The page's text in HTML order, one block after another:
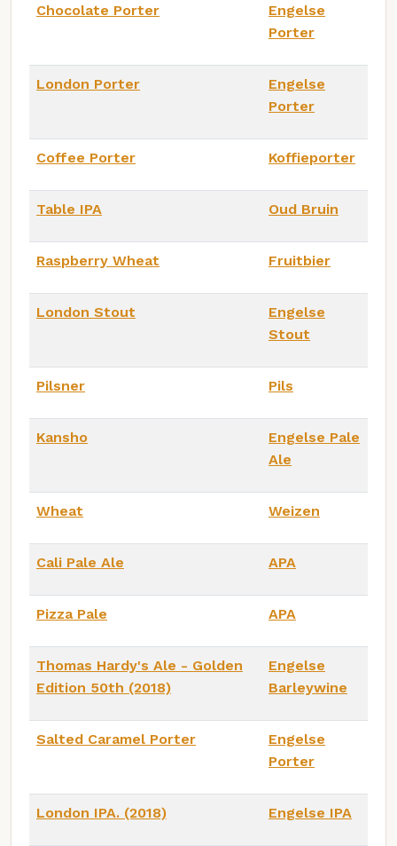
Chocolate Porter
Engelse
Porter
London Porter
Engelse
Porter
Coffee Porter Koffieporter
Table IPA Oud Bruin
Raspberry Wheat Fruitbier
London Stout
Engelse
Stout
Pilsner Pils
Kansho
Engelse Pale
Ale
Wheat Weizen
Cali Pale Ale APA
Pizza Pale APA
Thomas Hardy's Ale - Golden
Edition 50th (2018)
Engelse
Barleywine
Salted Caramel Porter
Engelse
Porter
London IPA. (2018) Engelse IPA